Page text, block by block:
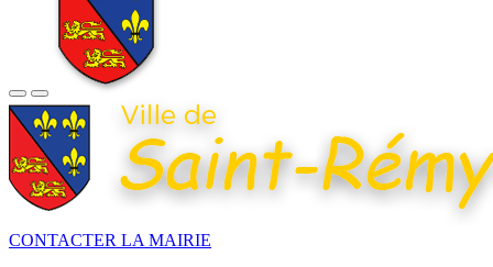
CONTACTER LA MAIRIE